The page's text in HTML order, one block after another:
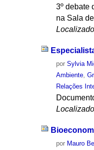
3º debate
na Sala
porSylvia
Ambiente ,
Relações
por Mauro